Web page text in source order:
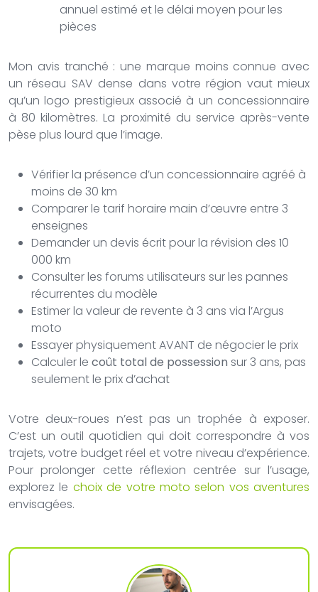
annuel estimé et le délai moyen pour les
pièces
Mon avis tranché : une marque moins connue avec
un réseau SAV dense dans votre région vaut mieux
qu’un logo prestigieux associé à un concessionnaire
à 80 kilomètres. La proximité du service après-vente
pèse plus lourd que l’image.
Vérifier la présence d’un concessionnaire agréé à
moins de 30 km
Comparer le tarif horaire main d’œuvre entre 3
enseignes
Demander un devis écrit pour la révision des 10
000 km
Consulter les forums utilisateurs sur les pannes
récurrentes du modèle
Estimer la valeur de revente à 3 ans via l’Argus
moto
Essayer physiquement AVANT de négocier le prix
Calculer le coût total de possession sur 3 ans, pas
seulement le prix d’achat
Votre deux-roues n’est pas un trophée à exposer.
C’est un outil quotidien qui doit correspondre à vos
trajets, votre budget réel et votre niveau d’expérience.
Pour prolonger cette réflexion centrée sur l’usage,
explorez le choix de votre moto selon vos aventures
envisagées.